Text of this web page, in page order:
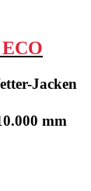
Jacken
mm